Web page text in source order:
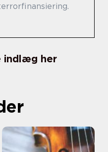
indlæg her